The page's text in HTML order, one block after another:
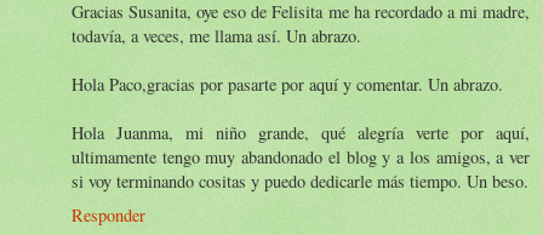
Gracias Susanita, oye eso de Felisita me ha recordado a mi madre,
todavía, a veces, me llama así. Un abrazo.
Hola Paco,gracias por pasarte por aquí y comentar. Un abrazo.
Hola Juanma, mi niño grande, qué alegría verte por aquí,
ultimamente tengo muy abandonado el blog y a los amigos, a ver
si voy terminando cositas y puedo dedicarle más tiempo. Un beso.
Responder